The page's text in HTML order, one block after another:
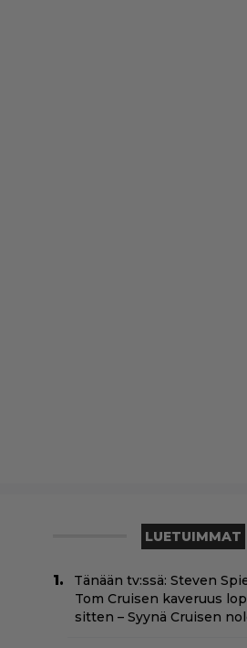
LUETUIMMAT
Tänään tv:ssä: Steven
Tom Cruisen kaveruus
sitten – Syynä Cruisen